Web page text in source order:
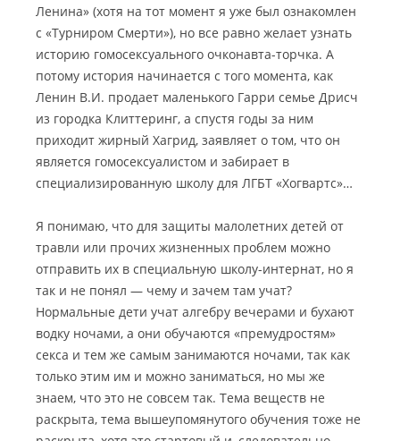
Ленина» (хотя на тот момент я уже был ознакомлен
с «Турниром Смерти»), но все равно желает узнать
историю гомосексуального очконавта-торчка. А
потому история начинается с того момента, как
Ленин В.И. продает маленького Гарри семье Дрисч
из городка Клиттеринг, а спустя годы за ним
приходит жирный Хагрид, заявляет о том, что он
является гомосексуалистом и забирает в
специализированную школу для ЛГБТ «Хогвартс»…
Я понимаю, что для защиты малолетних детей от
травли или прочих жизненных проблем можно
отправить их в специальную школу-интернат, но я
так и не понял — чему и зачем там учат?
Нормальные дети учат алгебру вечерами и бухают
водку ночами, а они обучаются «премудростям»
секса и тем же самым занимаются ночами, так как
только этим им и можно заниматься, но мы же
знаем, что это не совсем так. Тема веществ не
раскрыта, тема вышеупомянутого обучения тоже не